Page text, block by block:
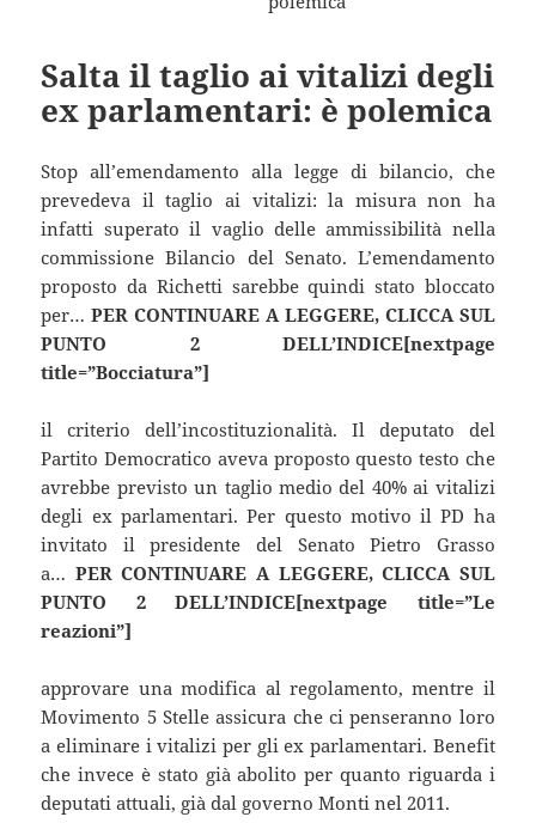
Salta il taglio ai vitalizi degli
ex parlamentari: è polemica
Stop all’emendamento alla legge di bilancio, che
prevedeva il taglio ai vitalizi: la misura non ha
infatti superato il vaglio delle ammissibilità nella
commissione Bilancio del Senato. L’emendamento
proposto da Richetti sarebbe quindi stato bloccato
per…PER CONTINUARE A LEGGERE, CLICCA SUL
PUNTO 2 DELL’INDICE[nextpage
title=”Bocciatura”]
il criterio dell’incostituzionalità. Il deputato del
Partito Democratico aveva proposto questo testo che
avrebbe previsto un taglio medio del 40% ai vitalizi
degli ex parlamentari. Per questo motivo il PD ha
invitato il presidente del Senato Pietro Grasso
a… PER CONTINUARE A LEGGERE, CLICCA SUL
PUNTO 2 DELL’INDICE[nextpage title=”Le
reazioni”]
approvare una modifica al regolamento, mentre il
Movimento 5 Stelle assicura che ci penseranno loro
a eliminare i vitalizi per gli ex parlamentari. Benefit
che invece è stato già abolito per quanto riguarda i
deputati attuali, già dal governo Monti nel 2011.